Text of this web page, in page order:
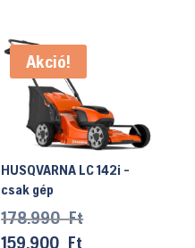
Akció!
HUSQVARNA LC 142i -
csak gép
178.990FtOriginal
159.900 Ft